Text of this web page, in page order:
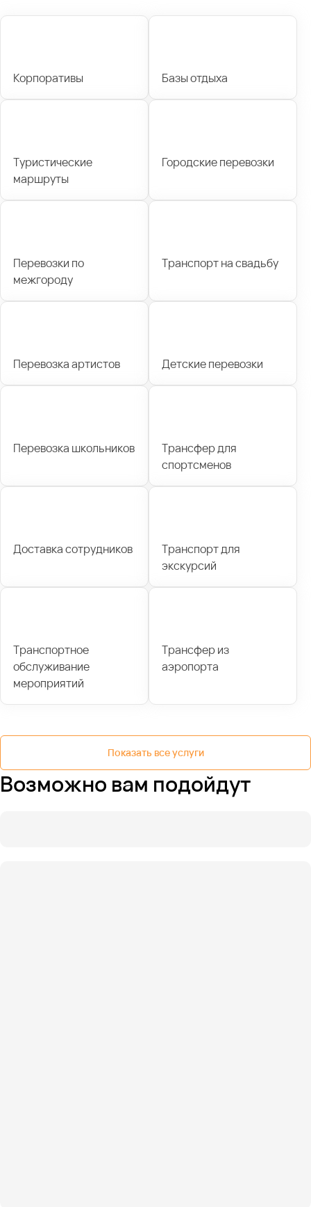
Корпоративы Базы отдыха
Туристические
маршруты
Городские перевозки
Перевозки по
межгороду
Транспорт на свадьбу
Перевозка артистов Детские перевозки
Перевозка школьников
Трансфер для
спортсменов
Доставка сотрудников
Транспорт для
экскурсий
Транспортное
обслуживание
мероприятий
Трансфер из
аэропорта
Показать все услуги
Возможно вам подойдут